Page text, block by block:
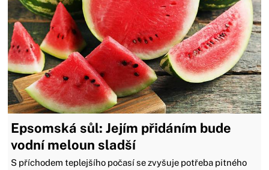
Epsomská sůl: Jejím přidáním bude
vodní meloun sladší
S příchodem teplejšího počasí se zvyšuje potřeba pitného